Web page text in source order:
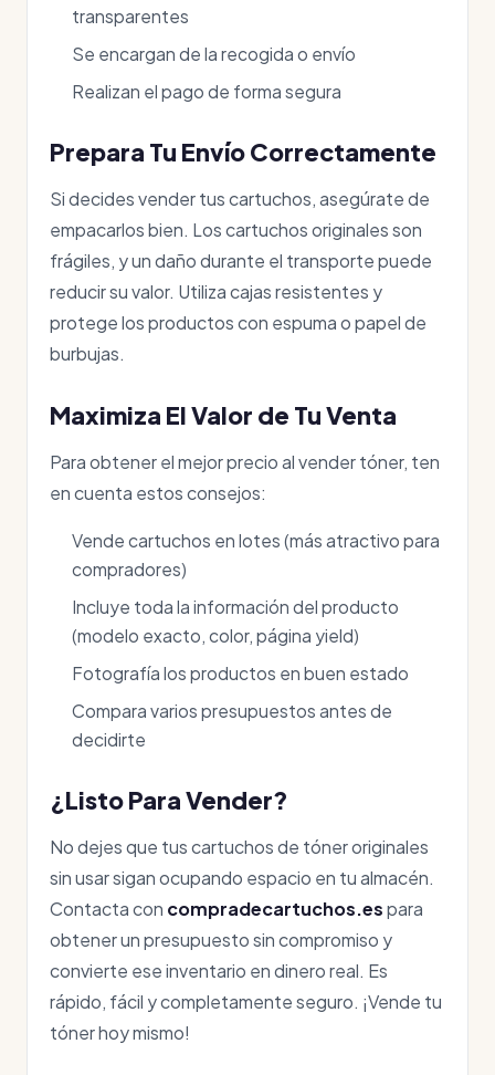
transparentes
Se encargan de la recogida o envío
Realizan el pago de forma segura
Prepara Tu Envío Correctamente
Si decides vender tus cartuchos, asegúrate de
empacarlos bien. Los cartuchos originales son
frágiles, y un daño durante el transporte puede
reducir su valor. Utiliza cajas resistentes y
protege los productos con espuma o papel de
burbujas.
Maximiza El Valor de Tu Venta
Para obtener el mejor precio al vender tóner, ten
en cuenta estos consejos:
Vende cartuchos en lotes (más atractivo para
compradores)
Incluye toda la información del producto
(modelo exacto, color, página yield)
Fotografía los productos en buen estado
Compara varios presupuestos antes de
decidirte
¿Listo Para Vender?
No dejes que tus cartuchos de tóner originales
sin usar sigan ocupando espacio en tu almacén.
Contacta con compradecartuchos.espara
obtener un presupuesto sin compromiso y
convierte ese inventario en dinero real. Es
rápido, fácil y completamente seguro. ¡Vende tu
tóner hoy mismo!